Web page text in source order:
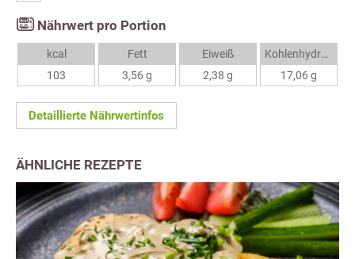
Nährwert pro Portion
kcal
103
Fett
3,56 g
Eiweiß
2,38 g
Kohlenhydrate
17,06 g
Detaillierte Nährwertinfos
ÄHNLICHE REZEPTE